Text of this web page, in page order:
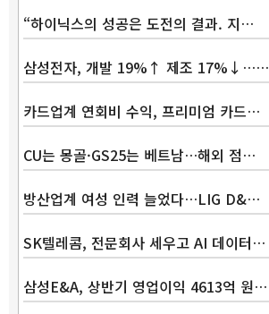
“하이닉스의 성공은 도전의 결과. 지…
삼성전자, 개발 19%↑ 제조 17%↓……
카드업계 연회비 수익, 프리미엄 카드…
CU는 몽골·GS25는 베트남…해외 점…
방산업계 여성 인력 늘었다…LIG D&…
SK텔레콤, 전문회사 세우고 AI 데이터…
삼성E&A, 상반기 영업이익 4613억 원…